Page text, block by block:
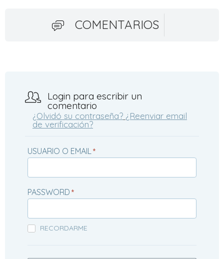
COMENTARIOS
Login para escribir un
comentario
¿Olvidó su contraseña? ¿Reenviar email
de verificación?
USUARIO O EMAIL *
PASSWORD *
RECORDARME